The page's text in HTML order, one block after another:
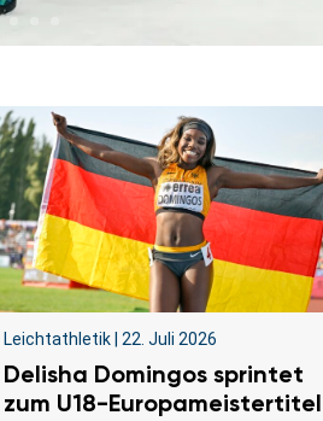
Leichtathletik 22. Juli 2026
Delisha Domingos sprintet
zum U18-Europameistertitel